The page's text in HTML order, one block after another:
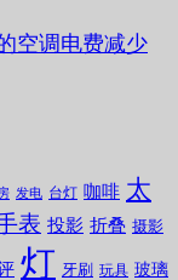
空调电费减少
发电 台灯 咖啡 太
表 投影 折叠 摄影
灯 牙刷 玩具 玻璃